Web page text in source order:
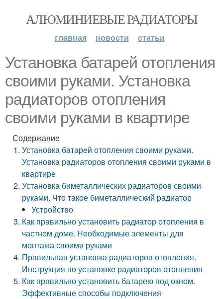
АЛЮМИНИЕВЫЕ РАДИАТОРЫ
главная новости статьи
Установка батарей отопления
своими руками. Установка
радиаторов отопления
своими руками в квартире
Содержание
Установка батарей отопления своими руками.
Установка радиаторов отопления своими руками в
квартире
Установка биметаллических радиаторов своими
руками. Что такое биметаллический радиатор
Устройство
Как правильно установить радиатор отопления в
частном доме. Необходимые элементы для
монтажа своими руками
Правильная установка радиаторов отопления.
Инструкция по установке радиаторов отопления
Как правильно установить батарею под окном.
Эффективные способы подключения